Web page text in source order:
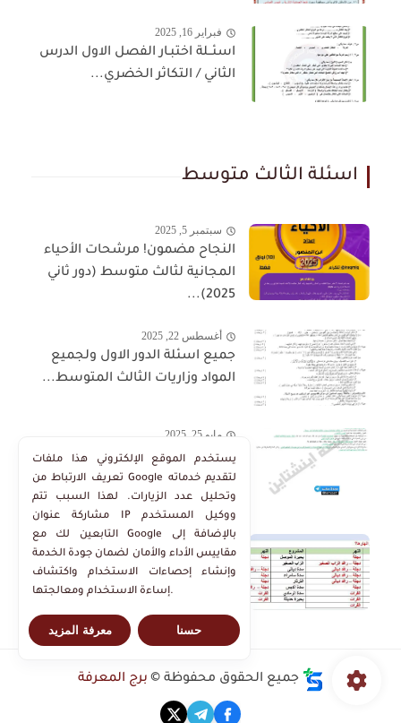
فبراير 16, 2025
اسئــلة اختبـار الفصل الاول الدرس
الثاني / التكاثر الخضري...
اسئلة الثالث متوسط
سبتمبر 5, 2025
النجاح مضمون! مرشحات الأحياء
المجانية لثالث متوسط (دور ثاني
2025)...
أغسطس 22, 2025
جميع اسئلة الدور الاول ولجميع
المواد وزاريات الثالث المتوسط...
مايو 25, 2025
وزاريات اهم الفراغات و الصح
والخطأ في منهج الاجتماعيات
الثالث...
مايو 25, 2025
اضمن 10 درجات بالسؤال انسب
المشاريع لانهارها الاجتماعيات
جميع الحقوق محفوظة © برج المعرفة
يستخدم الموقع الإلكتروني هذا ملفات
تعريف الارتباط من Google لتقديم خدماته
وتحليل عدد الزيارات. لهذا السبب تتم
مشاركة عنوان IP ووكيل المستخدم
التابعين لك مع Google بالإضافة إلى
مقاييس الأداء والأمان لضمان جودة الخدمة
وإنشاء إحصاءات الاستخدام واكتشاف
إساءة الاستخدام ومعالجتها.
معرفة المزيد حسنا